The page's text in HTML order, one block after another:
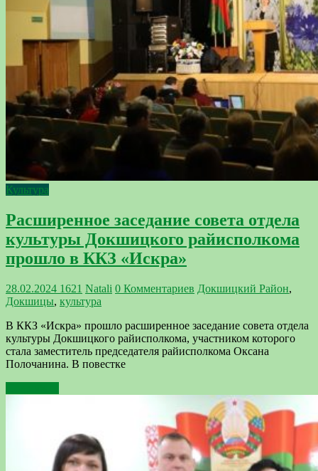
Культура
Расширенное заседание совета отдела
культуры Докшицкого райисполкома
прошло в ККЗ «Искра»
28.02.2024 1621 Natali 0 Комментариев Докшицкий Район,
Докшицы, культура
В ККЗ «Искра» прошло расширенное заседание совета отдела
культуры Докшицкого райисполкома, участником которого
стала заместитель председателя райисполкома Оксана
Полочанина. В повестке